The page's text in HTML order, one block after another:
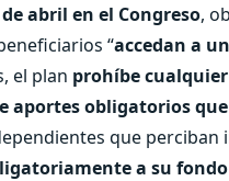
de abril en el Congreso,
“accedan a
el plan prohíbe
aportes obligatorios
que
a su fondo